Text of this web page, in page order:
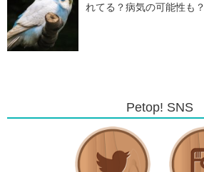
れてる？病気の可能性も？
Petop! SNS